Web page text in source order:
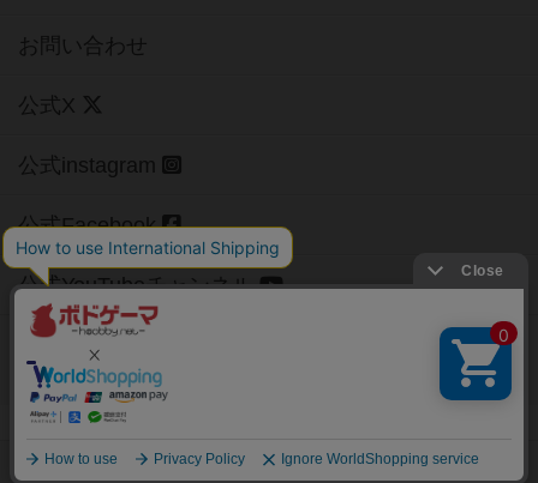
お問い合わせ
公式X
公式instagram
公式Facebook
公式YouTubeチャンネル